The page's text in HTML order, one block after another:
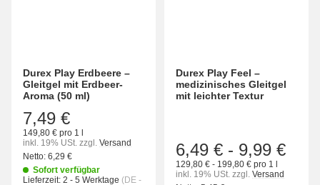
Durex Play Erdbeere –
Gleitgel mit Erdbeer-
Aroma (50 ml)
7,49 €
149,80 € pro 1 l
inkl. 19% USt. zzgl. Versand
Netto: 6,29 €
Sofort verfügbar
Lieferzeit: 2 - 5 Werktage (DE -
Durex Play Feel –
medizinisches Gleitgel
mit leichter Textur
6,49 € - 9,99 €
129,80 € - 199,80 € pro 1 l
inkl. 19% USt. zzgl. Versand